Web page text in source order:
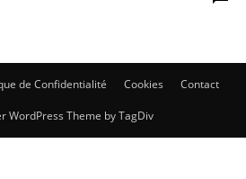
de Confidentialité Cookies Contact
WordPress Theme by TagDiv